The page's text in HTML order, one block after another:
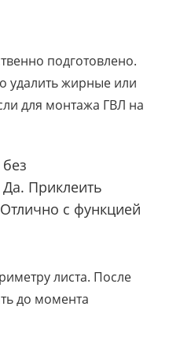
подготовлено.
удалить жирные или
для монтажа ГВЛ на
Приклеить
с функцией
листа. После
до момента